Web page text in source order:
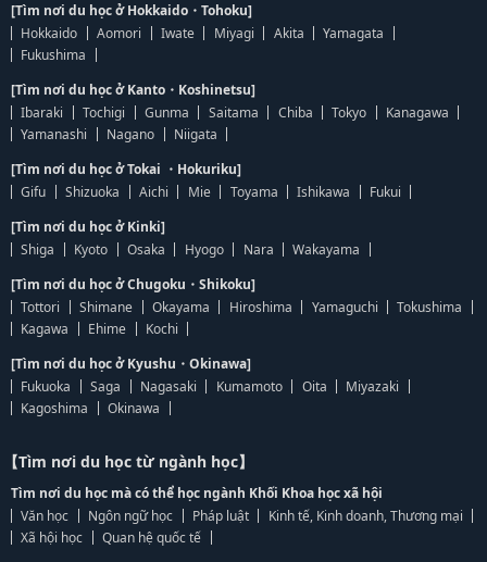
[Tìm nơi du học ở Hokkaido・Tohoku]
Hokkaido
Aomori Iwate Miyagi Akita
Yamagata
Fukushima
[Tìm nơi du học ở Kanto・Koshinetsu]
Ibaraki
Tochigi Gunma Saitama Chiba Tokyo
Kanagawa
Yamanashi
Nagano
Niigata
[Tìm nơi du học ở Tokai ・Hokuriku]
Gifu
Shizuoka Aichi Mie Toyama Ishikawa
Fukui
[Tìm nơi du học ở Kinki]
Shiga
Kyoto Osaka Hyogo Nara
Wakayama
[Tìm nơi du học ở Chugoku・Shikoku]
Tottori
Shimane Okayama Hiroshima Yamaguchi
Tokushima
Kagawa
Ehime
Kochi
[Tìm nơi du học ở Kyushu・Okinawa]
Fukuoka
Saga Nagasaki Kumamoto Oita
Miyazaki
Kagoshima
Okinawa
【Tìm nơi du học từ ngành học】
Tìm nơi du học mà có thể học ngành Khối Khoa học xã hội
Văn học
Ngôn ngữ học Pháp luật
Kinh tế, Kinh doanh, Thương mại
Xã hội học
Quan hệ quốc tế